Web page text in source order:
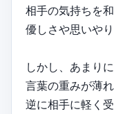
相手の気持ちを
優しさや思いや
しかし、あまり
言葉の重みが薄れ
逆に相手に軽く